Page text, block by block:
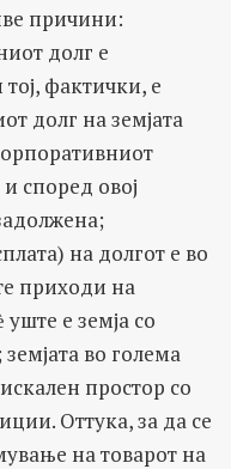
причини:
долг е
фактички, е
долг на земјата
според овој
на долгот е во
приходи на
е земја со
во голема
простор со
Оттука, за да се
на товарот на